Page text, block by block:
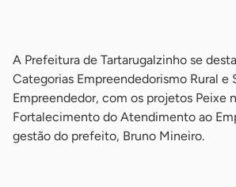
A Prefeitura de Tartarugalzinho se
Categorias Empreendedorismo Rural e
Empreendedor, com os projetos Peixe
Fortalecimento do Atendimento ao
gestão do prefeito, Bruno Mineiro.